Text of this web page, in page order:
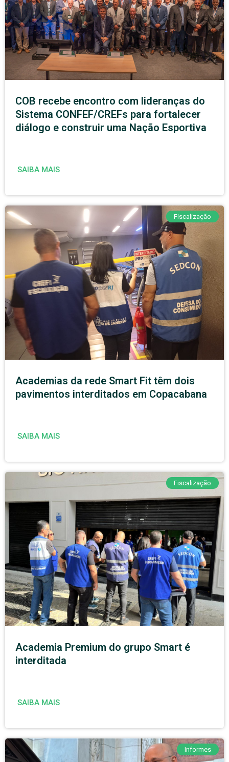
COB recebe encontro com lideranças do
Sistema CONFEF/CREFs para fortalecer
diálogo e construir uma Nação Esportiva
SAIBA MAIS
Fiscalização
Academias da rede Smart Fit têm dois
pavimentos interditados em Copacabana
SAIBA MAIS
Fiscalização
Academia Premium do grupo Smart é
interditada
SAIBA MAIS
Informes